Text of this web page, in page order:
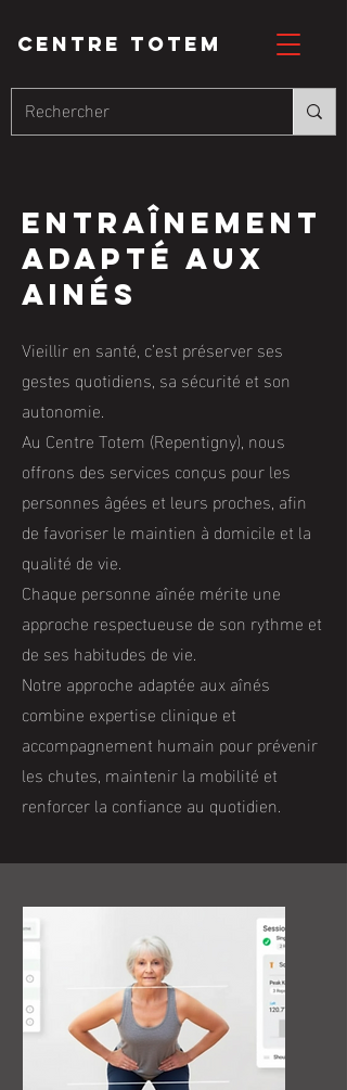
CENTRE totem
entraînement
adapté aux
ainés
Vieillir en santé, c’est préserver ses
gestes quotidiens, sa sécurité et son
autonomie.
Au Centre Totem (Repentigny), nous
offrons des services conçus pour les
personnes âgées et leurs proches, afin
de favoriser le maintien à domicile et la
qualité de vie.
Chaque personne aînée mérite une
approche respectueuse de son rythme et
de ses habitudes de vie.
Notre approche adaptée aux aînés
combine expertise clinique et
accompagnement humain pour prévenir
les chutes, maintenir la mobilité et
renforcer la confiance au quotidien.